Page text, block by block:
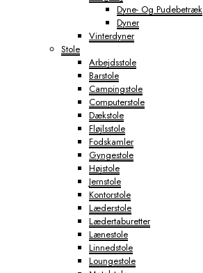
Dyne- Og Pudebetræk
Dyner
Vinterdyner
Stole
Arbejdsstole
Barstole
Campingstole
Computerstole
Dækstole
Fløjlsstole
Fodskamler
Gyngestole
Højstole
Jernstole
Kontorstole
Læderstole
Lædertaburetter
Lænestole
Linnedstole
Loungestole